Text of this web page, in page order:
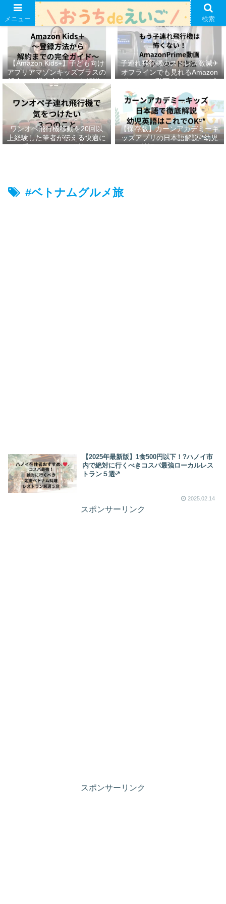
【Amazon Kids+】子ども向け
アプリアマゾンキッズプラスの
設定から退会方法までを解説ᵕ̈*
子連れ飛行機のストレス激減✈︎
オフラインでも見れるAmazon
プライムの動画ダウンロード方
ワンオペ飛行機移動を20回以
上経験した筆者が伝える快適に
乗りきるための秘訣ᵕ̈*
【保存版】カーンアカデミーキ
ッズアプリの日本語解説ᵕ̈*幼児
英語はこれでOKᵕ̈*
#ベトナムグルメ旅
【2025年最新版】1食500円以下！?ハノイ市
内で絶対に行くべきコスパ最強ローカルレス
トラン５選ᵕ̈*
2025.02.14
スポンサーリンク
スポンサーリンク
メニュー 検索